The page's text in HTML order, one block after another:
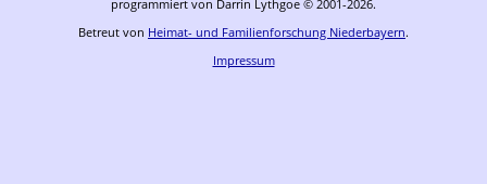
programmiert von Darrin Lythgoe © 2001-2026.
Betreut von Heimat- und Familienforschung Niederbayern.
Impressum